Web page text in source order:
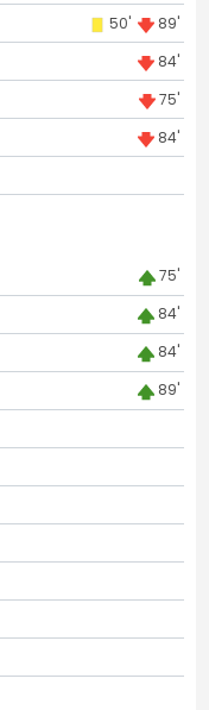
50' 89'
84'
75'
84'
75'
84'
84'
89'